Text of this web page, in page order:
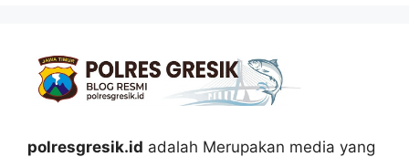
polresgresik.id adalah Merupakan media yang